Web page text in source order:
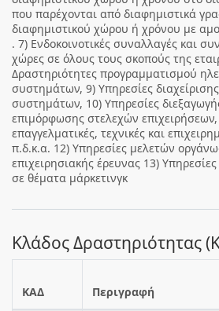
που παρέχονται από διαφημιστικά
διαφημιστικού χώρου ή χρόνου με
. 7) Ενδοκοινοτικές συναλλαγές και
χώρες σε όλους τους σκοπούς της
Δραστηριότητες προγραμματισμού
συστημάτων, 9) Υπηρεσίες
συστημάτων, 10) Υπηρεσίες
επιμόρφωσης στελεχών
επαγγελματικές, τεχνικές και
π.δ.κ.α. 12) Υπηρεσίες μελετών
επιχειρησιακής έρευνας 13)
σε θέματα μάρκετινγκ
Κλάδος Δραστηριότητας
ΚΑΔ Περιγραφή